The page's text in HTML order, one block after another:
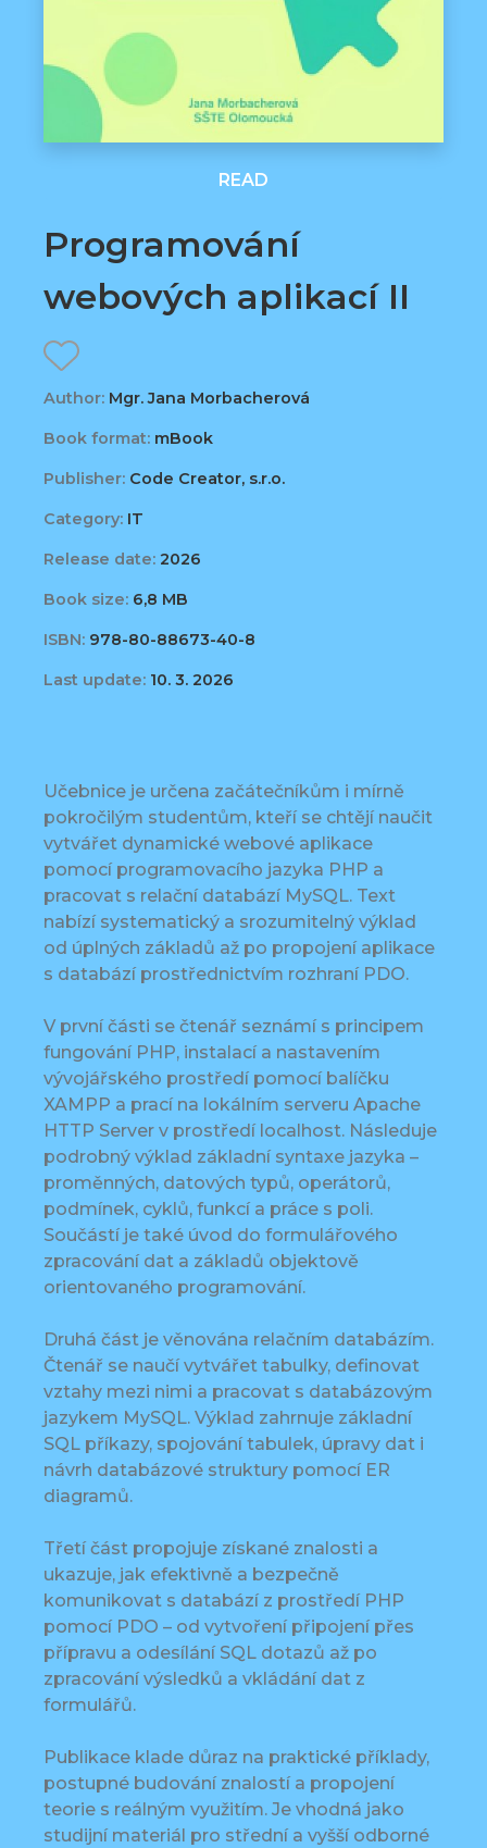
READ
Programování
webových aplikací II
Author: Mgr. Jana Morbacherová
Book format: mBook
Publisher: Code Creator, s.r.o.
Category: IT
Release date: 2026
Book size: 6,8 MB
ISBN: 978-80-88673-40-8
Last update: 10. 3. 2026
Učebnice je určena začátečníkům i mírně
pokročilým studentům, kteří se chtějí naučit
vytvářet dynamické webové aplikace
pomocí programovacího jazyka PHP a
pracovat s relační databází MySQL. Text
nabízí systematický a srozumitelný výklad
od úplných základů až po propojení aplikace
s databází prostřednictvím rozhraní PDO.
V první části se čtenář seznámí s principem
fungování PHP, instalací a nastavením
vývojářského prostředí pomocí balíčku
XAMPP a prací na lokálním serveru Apache
HTTP Server v prostředí localhost. Následuje
podrobný výklad základní syntaxe jazyka –
proměnných, datových typů, operátorů,
podmínek, cyklů, funkcí a práce s poli.
Součástí je také úvod do formulářového
zpracování dat a základů objektově
orientovaného programování.
Druhá část je věnována relačním databázím.
Čtenář se naučí vytvářet tabulky, definovat
vztahy mezi nimi a pracovat s databázovým
jazykem MySQL. Výklad zahrnuje základní
SQL příkazy, spojování tabulek, úpravy dat i
návrh databázové struktury pomocí ER
diagramů.
Třetí část propojuje získané znalosti a
ukazuje, jak efektivně a bezpečně
komunikovat s databází z prostředí PHP
pomocí PDO – od vytvoření připojení přes
přípravu a odesílání SQL dotazů až po
zpracování výsledků a vkládání dat z
formulářů.
Publikace klade důraz na praktické příklady,
postupné budování znalostí a propojení
teorie s reálným využitím. Je vhodná jako
studijní materiál pro střední a vyšší odborné